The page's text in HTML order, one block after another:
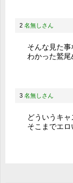
2 名無しさん
そんな見た事
わかった鷲
3 名無しさん
どういうキ
そこまでエ